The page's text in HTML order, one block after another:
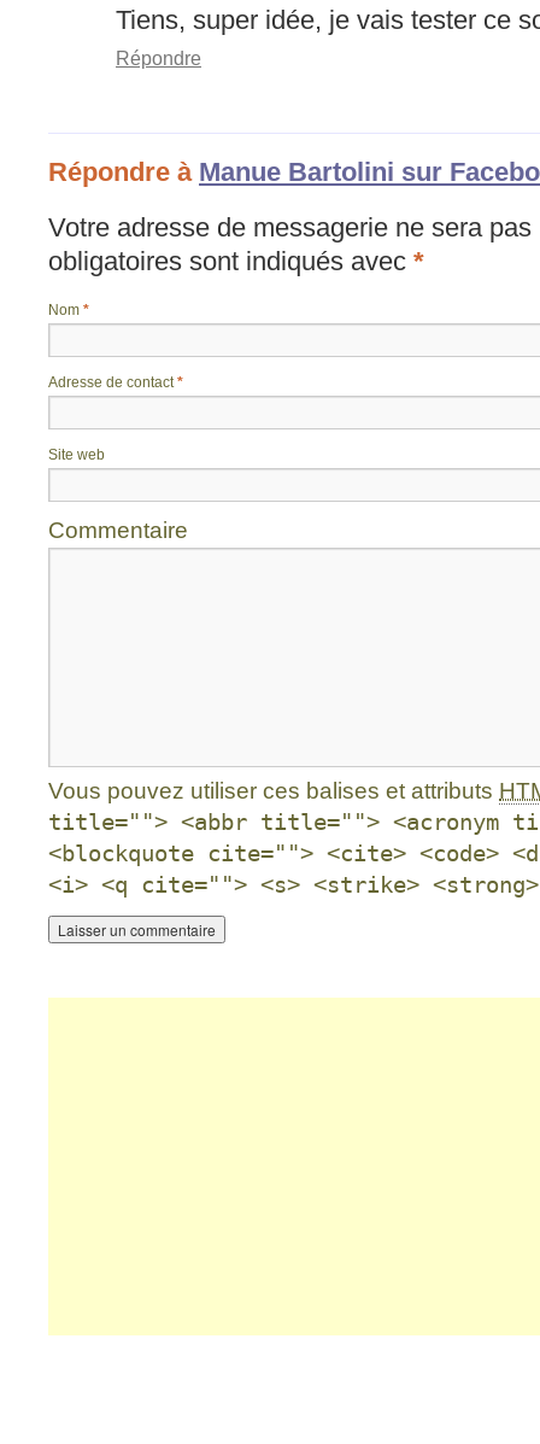
Tiens, super idée, je vais tester ce
Répondre
Répondre à Manue Bartolini sur
Votre adresse de messagerie ne sera pas
obligatoires sont indiqués avec *
Nom *
Adresse de contact*
Site web
Commentaire
Vous pouvez utiliser ces balises et attributs
title=""> <abbr title=""> <acronym
<blockquote cite=""> <cite> <code>
<i> <q cite=""> <s> <strike> <strong>